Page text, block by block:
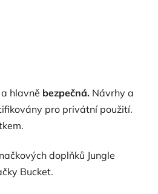
hlavně bezpečná. Návrhy a
pro privátní použití.
doplňků Jungle
Bucket.